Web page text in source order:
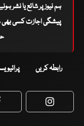
ہم نیوز پر شائع یا نشر
پیشگی اجازت کسی بھی
رابطہ کریں